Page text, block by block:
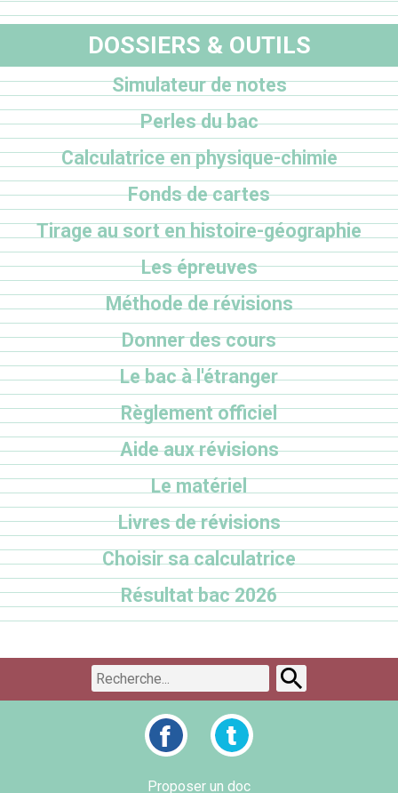
DOSSIERS & OUTILS
Simulateur de notes
Perles du bac
Calculatrice en physique-chimie
Fonds de cartes
Tirage au sort en histoire-géographie
Les épreuves
Méthode de révisions
Donner des cours
Le bac à l'étranger
Règlement officiel
Aide aux révisions
Le matériel
Livres de révisions
Choisir sa calculatrice
Résultat bac 2026
Proposer un doc